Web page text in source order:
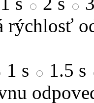
rýchlosť
1 s
1.5 s